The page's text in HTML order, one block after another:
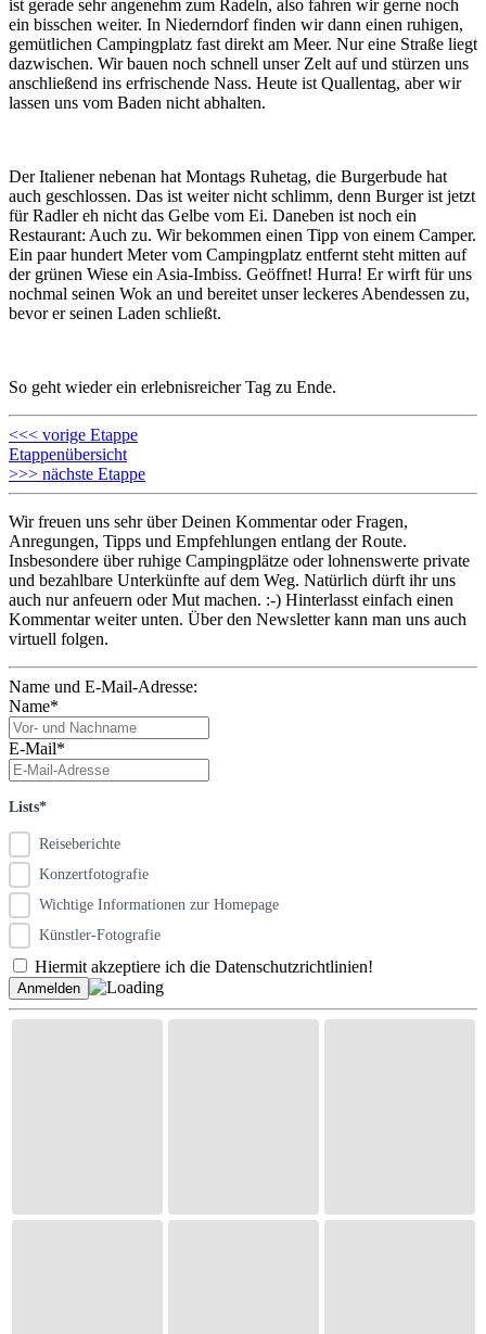
ist gerade sehr angenehm zum Radeln, also fahren wir gerne noch
ein bisschen weiter. In Niederndorf finden wir dann einen ruhigen,
gemütlichen Campingplatz fast direkt am Meer. Nur eine Straße liegt
dazwischen. Wir bauen noch schnell unser Zelt auf und stürzen uns
anschließend ins erfrischende Nass. Heute ist Quallentag, aber wir
lassen uns vom Baden nicht abhalten.
Der Italiener nebenan hat Montags Ruhetag, die Burgerbude hat
auch geschlossen. Das ist weiter nicht schlimm, denn Burger ist jetzt
für Radler eh nicht das Gelbe vom Ei. Daneben ist noch ein
Restaurant: Auch zu. Wir bekommen einen Tipp von einem Camper.
Ein paar hundert Meter vom Campingplatz entfernt steht mitten auf
der grünen Wiese ein Asia-Imbiss. Geöffnet! Hurra! Er wirft für uns
nochmal seinen Wok an und bereitet unser leckeres Abendessen zu,
bevor er seinen Laden schließt.
So geht wieder ein erlebnisreicher Tag zu Ende.
<<< vorige Etappe
Etappenübersicht
>>> nächste Etappe
Wir freuen uns sehr über Deinen Kommentar oder Fragen,
Anregungen, Tipps und Empfehlungen entlang der Route.
Insbesondere über ruhige Campingplätze oder lohnenswerte private
und bezahlbare Unterkünfte auf dem Weg. Natürlich dürft ihr uns
auch nur anfeuern oder Mut machen. :-) Hinterlasst einfach einen
Kommentar weiter unten. Über den Newsletter kann man uns auch
virtuell folgen.
Name und E-Mail-Adresse:
Name*
E-Mail*
Lists*
Reiseberichte
Konzertfotografie
Wichtige Informationen zur Homepage
Künstler-Fotografie
Hiermit akzeptiere ich die Datenschutzrichtlinien!